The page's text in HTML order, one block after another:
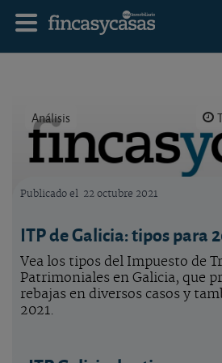
Análisis
Publicado el 22 octubre 2021
ITP de Galicia: tipos para
Vea los tipos del Impuesto de
Patrimoniales en Galicia, que
rebajas en diversos casos y
2021.